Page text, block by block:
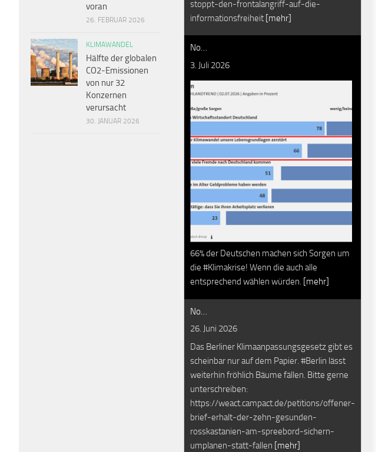
stoppt-den-frontalangriff-auf-die-
informationsfreiheit [mehr]
No…
3. Juli 2026
66% der Deutschen machen sich Sorgen um
die #Klimakrise! Wenn die auch alle
entsprechend wählen würden. [mehr]
No…
26. Juni 2026
Das Berliner Klimaanpassungsgesetz gibt es
scheinbar nur auf dem Papier. #Berlin lässt
weiterhin fröhlich Bäume fällen. Bitte gerne
unterschreiben:
https://weact.campact.de/petitions/offener-
brief-erhalt-der-zehn-gesunden-
rosskastanien-am-spreebord-sichern-
umplanen-statt-fallen [mehr]
voran
26. FEBRUAR 2026
KLIMAWANDEL
Hälfte der globalen
CO2-Emissionen
von nur 32
Konzernen
verursacht
30. JANUAR 2026